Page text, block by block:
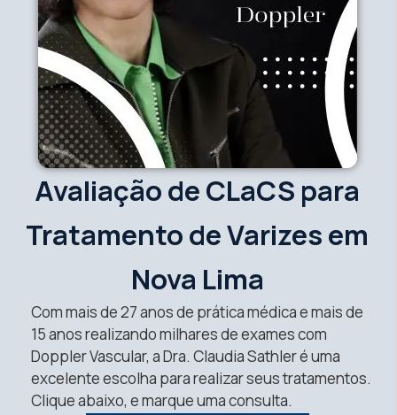
Avaliação de CLaCS para
Tratamento de Varizes em
Nova Lima
Com mais de 27 anos de prática médica e mais de
15 anos realizando milhares de exames com
Doppler Vascular, a Dra. Claudia Sathler é uma
excelente escolha para realizar seus tratamentos.
Clique abaixo, e marque uma consulta.